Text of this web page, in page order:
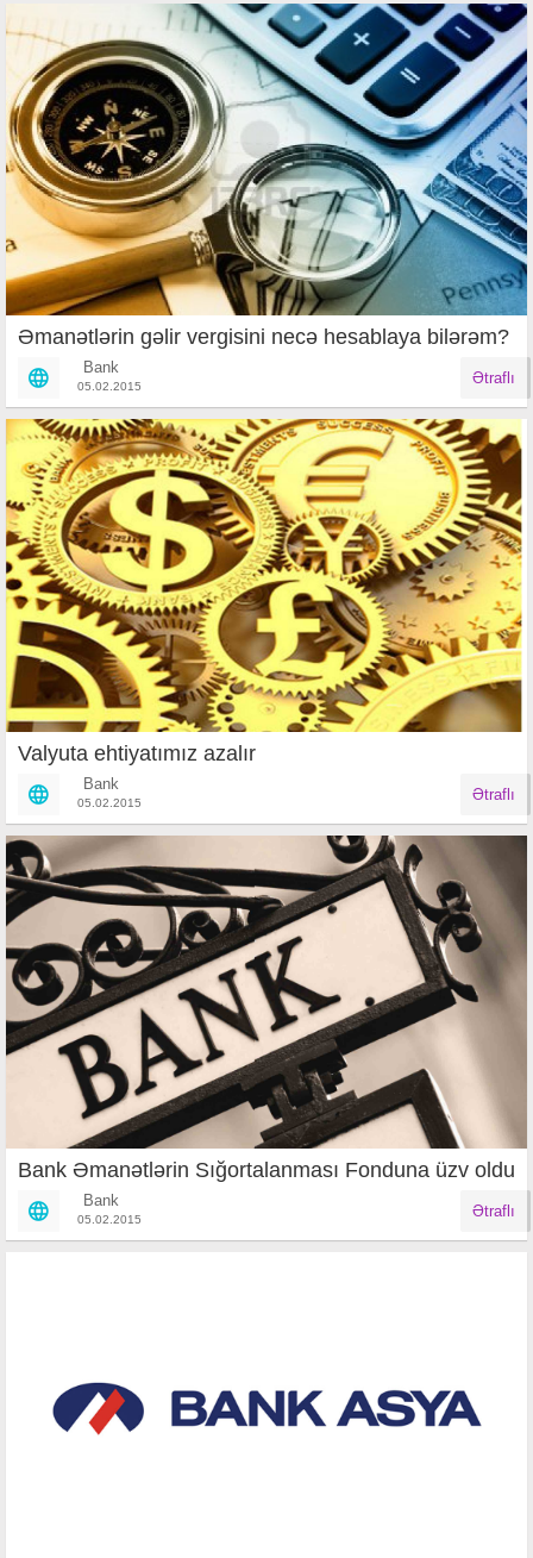
Əmanətlərin gəlir vergisini necə hesablaya bilərəm?
Bank
05.02.2015 Ətraflı
Valyuta ehtiyatımız azalır
Bank
05.02.2015 Ətraflı
Bank Əmanətlərin Sığortalanması Fonduna üzv oldu
Bank
05.02.2015 Ətraflı